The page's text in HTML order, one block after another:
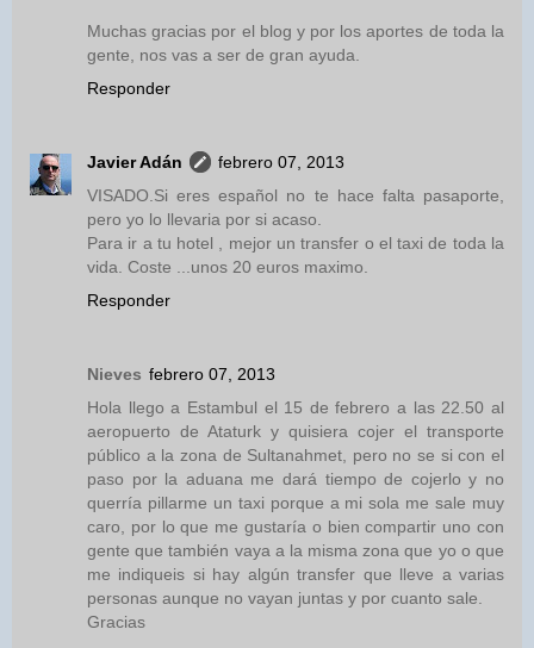
Muchas gracias por el blog y por los aportes de toda la
gente, nos vas a ser de gran ayuda.
Responder
Javier Adán
febrero 07, 2013
VISADO.Si eres español no te hace falta pasaporte,
pero yo lo llevaria por si acaso.
Para ir a tu hotel , mejor un transfer o el taxi de toda la
vida. Coste ...unos 20 euros maximo.
Responder
Nieves febrero 07, 2013
Hola llego a Estambul el 15 de febrero a las 22.50 al
aeropuerto de Ataturk y quisiera cojer el transporte
público a la zona de Sultanahmet, pero no se si con el
paso por la aduana me dará tiempo de cojerlo y no
querría pillarme un taxi porque a mi sola me sale muy
caro, por lo que me gustaría o bien compartir uno con
gente que también vaya a la misma zona que yo o que
me indiqueis si hay algún transfer que lleve a varias
personas aunque no vayan juntas y por cuanto sale.
Gracias